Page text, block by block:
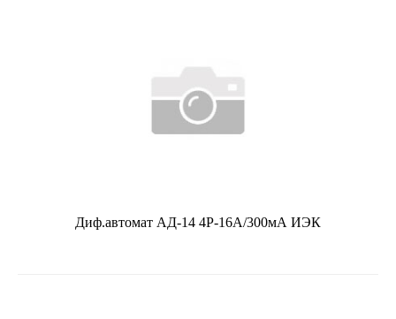
Диф.автомат АД-14 4Р-16А/300мА ИЭК